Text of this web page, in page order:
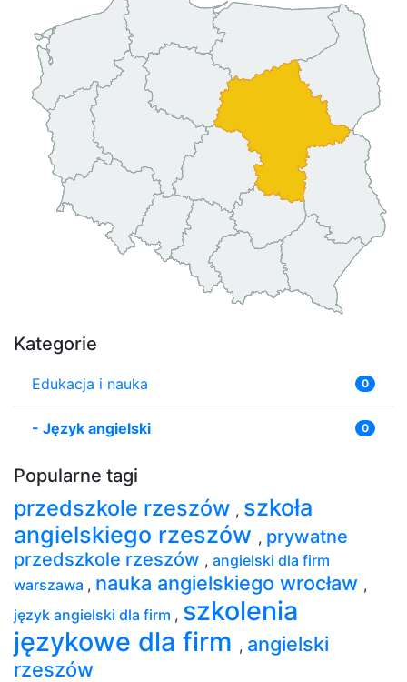
Kategorie
Edukacja i nauka 0
- Język angielski 0
Popularne tagi
przedszkole rzeszów , szkoła
angielskiego rzeszów , prywatne
przedszkole rzeszów , angielski dla firm
warszawa , nauka angielskiego wrocław ,
język angielski dla firm , szkolenia
językowe dla firm , angielski
rzeszów